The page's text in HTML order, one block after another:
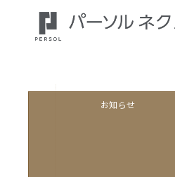
お知らせ